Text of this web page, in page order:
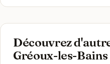
Découvrez
Gréoux-les-Bains